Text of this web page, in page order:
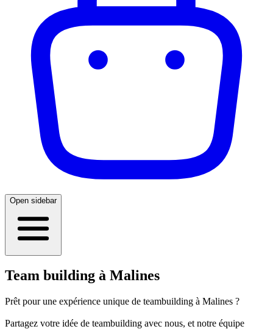
Open sidebar
Team building à Malines
Prêt pour une expérience unique de teambuilding à Malines ?
Partagez votre idée de teambuilding avec nous, et notre équipe